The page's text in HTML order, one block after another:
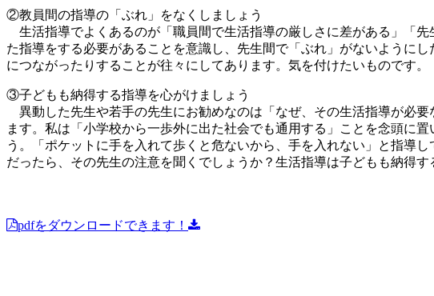
②教員間の指導の「ぶれ」をなくしましょう
生活指導でよくあるのが「職員間で生活指導の厳しさに差がある」「
た指導をする必要があることを意識し、先生間で「ぶれ」がないように
につながったりすることが往々にしてあります。気を付けたいものです。
③子どもも納得する指導を心がけましょう
異動した先生や若手の先生にお勧めなのは「なぜ、その生活指導が必
ます。私は「小学校から一歩外に出た社会でも通用する」ことを念頭に
う。「ポケットに手を入れて歩くと危ないから、手を入れない」と指導
だったら、その先生の注意を聞くでしょうか？生活指導は子どもも納得す
pdfをダウンロードできます！